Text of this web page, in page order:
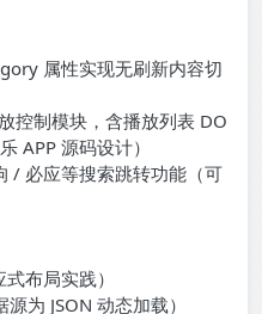
属性实现无刷新内容切
控制模块，含播放列表 DO
APP 源码设计）
/ 必应等搜索跳转功能（可
布局实践）
为 JSON 动态加载）